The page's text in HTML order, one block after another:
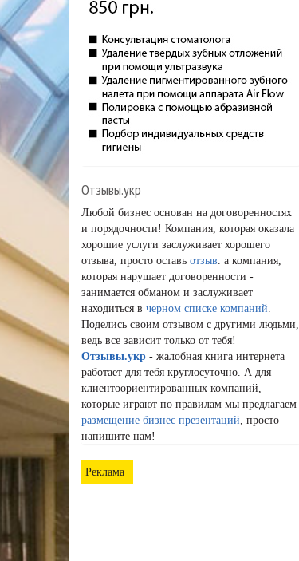
Отзывы.укр
Любой бизнес основан на договоренностях
и порядочности! Компания, которая оказала
хорошие услуги заслуживает хорошего
отзыва, просто оставь отзыв. а компания,
которая нарушает договоренности -
занимается обманом и заслуживает
находиться в черном списке компаний.
Поделись своим отзывом с другими людьми,
ведь все зависит только от тебя!
Отзывы.укр - жалобная книга интернета
работает для тебя круглосуточно. А для
клиентоориентированных компаний,
которые играют по правилам мы предлагаем
размещение бизнес презентаций, просто
напишите нам!
Реклама